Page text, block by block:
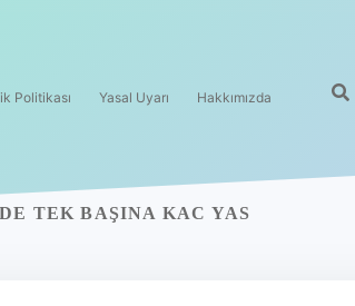
Politikası Yasal Uyarı Hakkımızda
TEK BAŞINA KAC YAS